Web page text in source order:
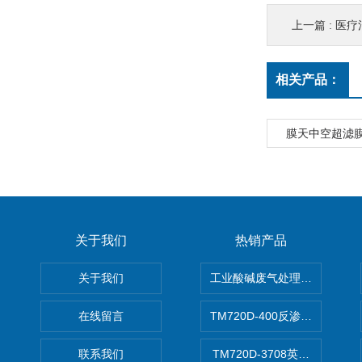
上一篇 : 医疗
相关产品：
膜天中空超滤
关于我们
关于我们
在线留言
联系我们
热销产品
工业酸碱废气处理设备
TM720D-400反渗透膜
TM720D-3708英寸低压反渗